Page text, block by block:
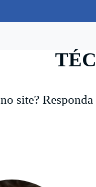
site? Responda